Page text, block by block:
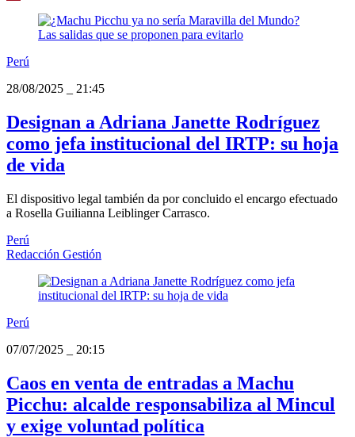
Perú
28/08/2025
21:45
Designan a Adriana Janette Rodríguez
como jefa institucional del IRTP: su hoja
de vida
El dispositivo legal también da por concluido el encargo efectuado
a Rosella Guilianna Leiblinger Carrasco.
Perú
Redacción Gestión
Perú
07/07/2025
20:15
Caos en venta de entradas a Machu
Picchu: alcalde responsabiliza al Mincul
y exige voluntad política